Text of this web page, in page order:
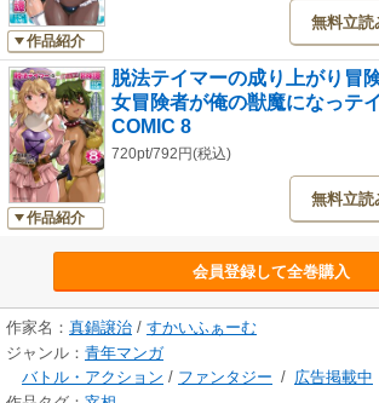
作品紹介
無料立読
作品紹介
脱法テイマーの成り上がり冒
女冒険者が俺の獣魔になっテ
COMIC 8
720pt/792円(税込)
無料立読
会員登録して全巻購入
作家名： 真鍋譲治 / すかいふぁーむ
ジャンル： 青年マンガ
バトル・アクション / ファンタジー / 広告掲載中